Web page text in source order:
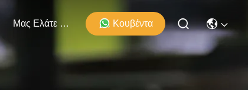
Μας Ελάτε Σε Επαφή Με Κουβέντα